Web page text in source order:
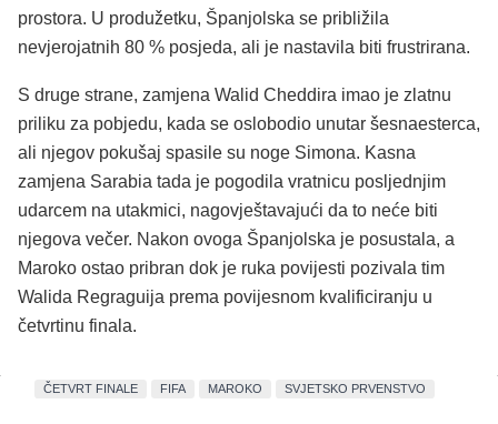
prostora. U produžetku, Španjolska se približila
nevjerojatnih 80 % posjeda, ali je nastavila biti frustrirana.
S druge strane, zamjena Walid Cheddira imao je zlatnu
priliku za pobjedu, kada se oslobodio unutar šesnaesterca,
ali njegov pokušaj spasile su noge Simona. Kasna
zamjena Sarabia tada je pogodila vratnicu posljednjim
udarcem na utakmici, nagovještavajući da to neće biti
njegova večer. Nakon ovoga Španjolska je posustala, a
Maroko ostao pribran dok je ruka povijesti pozivala tim
Walida Regraguija prema povijesnom kvalificiranju u
četvrtinu finala.
ČETVRT FINALE FIFA MAROKO SVJETSKO PRVENSTVO